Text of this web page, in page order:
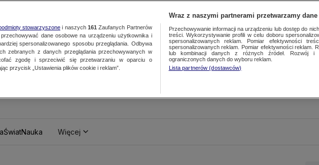
ŚwiatNauka Więcej
stowarzyszonei naszych 161 Zaufanych Partnerów
dane osobowe na urządzeniu użytkownika i
spersonalizowanego sposobu przeglądania. Odbywa
zebranych z danych przeglądania przechowywanych w
zgodę i sprzeciwić się przetwarzaniu w oparciu o
przycisk „Ustawienia plików cookie i reklam”.
Wraz z naszymi partnerami przetwarzamy
Przechowywanie informacji na urządzeniu lub dostęp do
treści. Wykorzystywanie profili w celu doboru
spersonalizowanych reklam. Pomiar efektywności
spersonalizowanych reklam. Pomiar efektywności reklam.
lub kombinacji danych z różnych źródeł. Rozwój i
ograniczonych danych do wyboru reklam.
Lista partnerów (dostawców)